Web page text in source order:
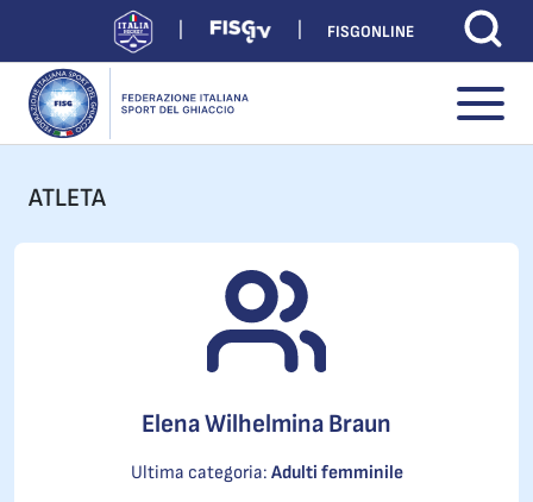
FISGONLINE
ATLETA
Elena Wilhelmina Braun
Ultima categoria: Adulti femminile